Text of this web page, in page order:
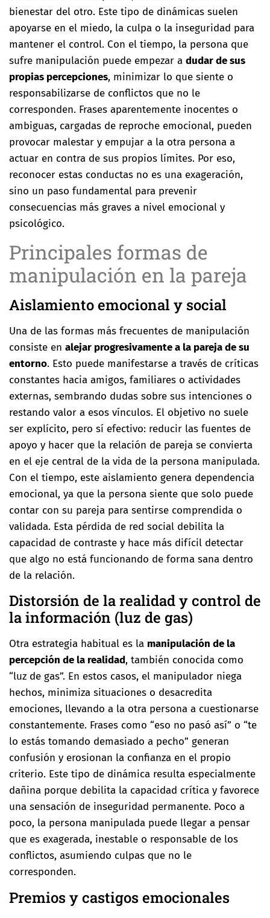
bienestar del otro. Este tipo de dinámicas suelen
apoyarse en el miedo, la culpa o la inseguridad para
mantener el control. Con el tiempo, la persona que
sufre manipulación puede empezar a dudar de sus
propias percepciones, minimizar lo que siente o
responsabilizarse de conflictos que no le
corresponden. Frases aparentemente inocentes o
ambiguas, cargadas de reproche emocional, pueden
provocar malestar y empujar a la otra persona a
actuar en contra de sus propios límites. Por eso,
reconocer estas conductas no es una exageración,
sino un paso fundamental para prevenir
consecuencias más graves a nivel emocional y
psicológico.
Principales formas de
manipulación en la pareja
Aislamiento emocional y social
Una de las formas más frecuentes de manipulación
consiste en alejar progresivamente a la pareja de su
entorno. Esto puede manifestarse a través de críticas
constantes hacia amigos, familiares o actividades
externas, sembrando dudas sobre sus intenciones o
restando valor a esos vínculos. El objetivo no suele
ser explícito, pero sí efectivo: reducir las fuentes de
apoyo y hacer que la relación de pareja se convierta
en el eje central de la vida de la persona manipulada.
Con el tiempo, este aislamiento genera dependencia
emocional, ya que la persona siente que solo puede
contar con su pareja para sentirse comprendida o
validada. Esta pérdida de red social debilita la
capacidad de contraste y hace más difícil detectar
que algo no está funcionando de forma sana dentro
de la relación.
Distorsión de la realidad y control de
la información (luz de gas)
Otra estrategia habitual es la manipulación de la
percepción de la realidad, también conocida como
“luz de gas”. En estos casos, el manipulador niega
hechos, minimiza situaciones o desacredita
emociones, llevando a la otra persona a cuestionarse
constantemente. Frases como “eso no pasó así” o “te
lo estás tomando demasiado a pecho” generan
confusión y erosionan la confianza en el propio
criterio. Este tipo de dinámica resulta especialmente
dañina porque debilita la capacidad crítica y favorece
una sensación de inseguridad permanente. Poco a
poco, la persona manipulada puede llegar a pensar
que es exagerada, inestable o responsable de los
conflictos, asumiendo culpas que no le
corresponden.
Premios y castigos emocionales